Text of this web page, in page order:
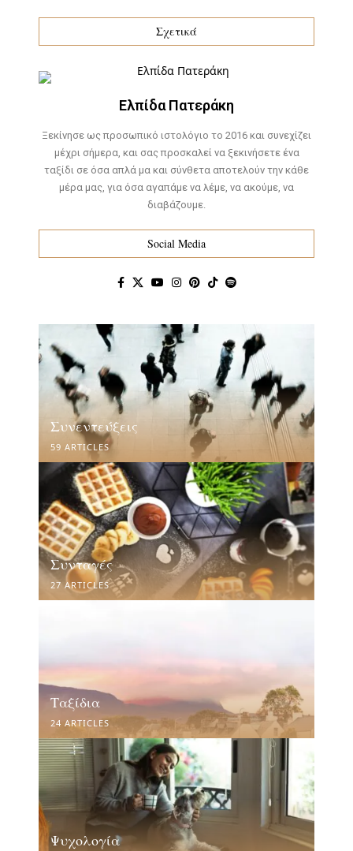
Σχετικά
Ελπίδα Πατεράκη
Ξεκίνησε ως προσωπικό ιστολόγιο το 2016 και συνεχίζει
μέχρι σήμερα, και σας προσκαλεί να ξεκινήσετε ένα
ταξίδι σε όσα απλά μα και σύνθετα αποτελούν την κάθε
μέρα μας, για όσα αγαπάμε να λέμε, να ακούμε, να
διαβάζουμε.
Social Media
Συνεντεύξεις
59 ARTICLES
Συνταγές
27 ARTICLES
Ταξίδια
24 ARTICLES
Ψυχολογία